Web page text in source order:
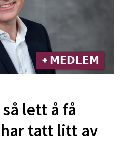
+ 𝗠𝗘𝗗𝗟𝗘𝗠
lett å få
tatt litt av